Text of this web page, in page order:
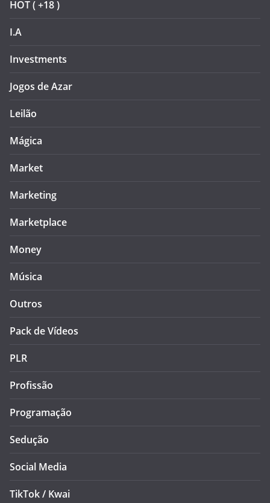
HOT ( +18 )
I.A
Investments
Jogos de Azar
Leilão
Mágica
Market
Marketing
Marketplace
Money
Música
Outros
Pack de Vídeos
PLR
Profissão
Programação
Sedução
Social Media
TikTok / Kwai